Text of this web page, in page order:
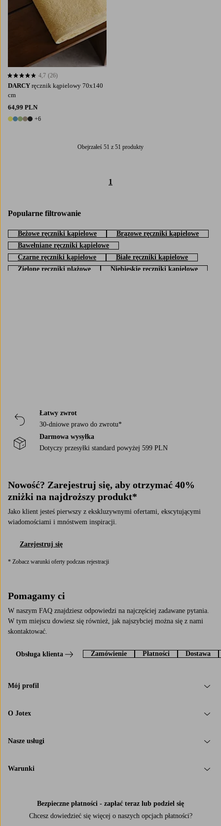
DARCY ręcznik kąpielowy 70x140
cm
64,99 PLN
11 kolory
+6
4,7 opierając się na 26 ocenach
4,7 (26)
Obejrzałeś 51 z 51 produkty
1
Popularne filtrowanie
Beżowe ręczniki kąpielowe
Brązowe ręczniki kąpielowe
Bawełniane ręczniki kąpielowe
Czarne ręczniki kąpielowe
Białe ręczniki kąpielowe
Zielone ręczniki plażowe
Niebieskie ręczniki kąpielowe
Łatwy zwrot
30-dniowe prawo do zwrotu*
Darmowa wysyłka
Dotyczy przesyłki standard powyżej 599 PLN
Nowość? Zarejestruj się, aby otrzymać 40%
zniżki na najdroższy produkt*
Jako klient jesteś pierwszy z ekskluzywnymi ofertami, ekscytującymi
wiadomościami i mnóstwem inspiracji.
Zarejestruj się
* Zobacz warunki oferty podczas rejestracji
Pomagamy ci
W naszym FAQ znajdziesz odpowiedzi na najczęściej zadawane pytania.
W tym miejscu dowiesz się również, jak najszybciej można się z nami
skontaktować.
Obsługa klienta Zamówienie Płatności Dostawa
Mój profil
O Jotex
Nasze usługi
Warunki
Bezpieczne płatności - zapłać teraz lub podziel się
Chcesz dowiedzieć się więcej o naszych opcjach płatności?